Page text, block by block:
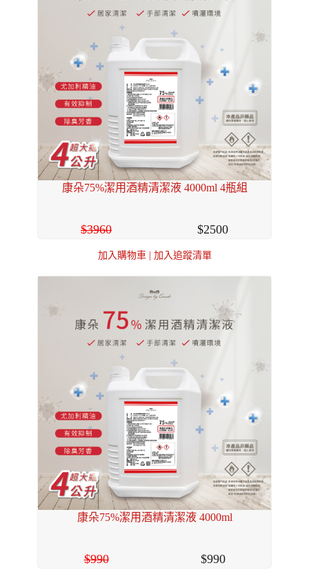
康朵75%潔用酒精清潔液 4000ml 4瓶組
3960 2500
加入購物車 | 加入追蹤清單
康朵75%潔用酒精清潔液 4000ml
990 990